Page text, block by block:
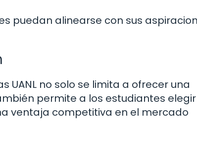
puedan alinearse con sus
UANL no solo se limita a ofrecer una
permite a los estudiantes elegir
ventaja competitiva en el mercado